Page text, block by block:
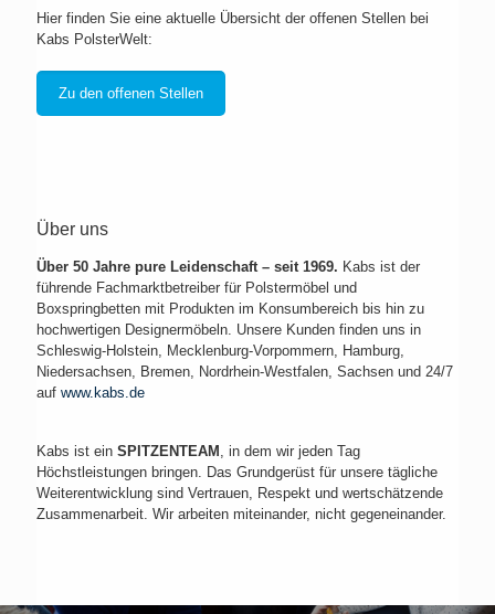
Hier finden Sie eine aktuelle Übersicht der offenen Stellen bei
Kabs PolsterWelt:
Zu den offenen Stellen
Über uns
Über 50 Jahre pure Leidenschaft – seit 1969. Kabs ist der
führende Fachmarktbetreiber für Polstermöbel und
Boxspringbetten mit Produkten im Konsumbereich bis hin zu
hochwertigen Designermöbeln. Unsere Kunden finden uns in
Schleswig-Holstein, Mecklenburg-Vorpommern, Hamburg,
Niedersachsen, Bremen, Nordrhein-Westfalen, Sachsen und 24/7
auf www.kabs.de
Kabs ist ein SPITZENTEAM , in dem wir jeden Tag
Höchstleistungen bringen. Das Grundgerüst für unsere tägliche
Weiterentwicklung sind Vertrauen, Respekt und wertschätzende
Zusammenarbeit. Wir arbeiten miteinander, nicht gegeneinander.